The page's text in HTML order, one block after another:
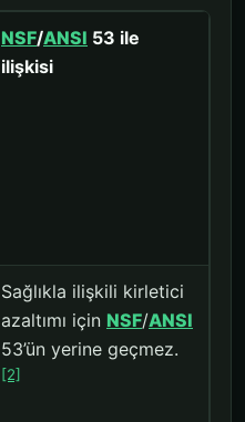
NSF/ANSI 53 ile
ilişkisi
Sağlıkla ilişkili kirletici
azaltımı için NSF/ANSI
53’ün yerine geçmez.
[2]